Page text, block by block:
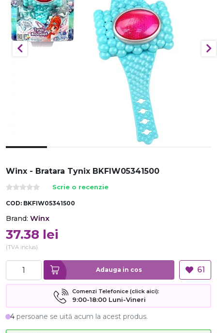
Winx - Bratara Tynix BKFIW05341500
Scrie o recenzie
COD: BKFIW05341500
Brand: Winx
37.38 lei
(TVA inclus)
Adauga in cos 61
Comenzi Telefonice (click aici):
9:00-18:00 Luni-Vineri
4 persoane se uită acum la acest produs.